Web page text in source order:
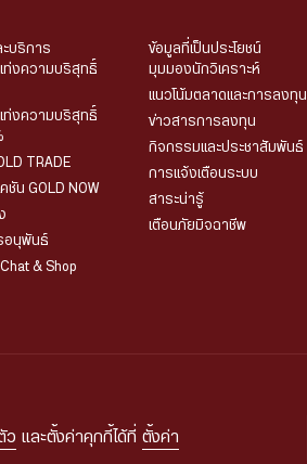
บริการ
ท่งความบริสุทธิ์
ท่งความบริสุทธิ์
TRADE
ชัน GOLD NOW
อนุพันธ์
& Shop
ข้อมูลที่เป็นประโยชน์
มุมมองนักวิเคราะห์
แนวโน้มตลาดและการลงทุน
ข่าวสารการลงทุน
กิจกรรมและประชาสัมพันธ์
การแจ้งเตือนระบบ
สาระน่ารู้
เตือนภัยมิจฉาชีพ
CO.,LTD. All rights reserved.
ว และตั้งค่าคุกกี้ได้ที่ ตั้งค่า